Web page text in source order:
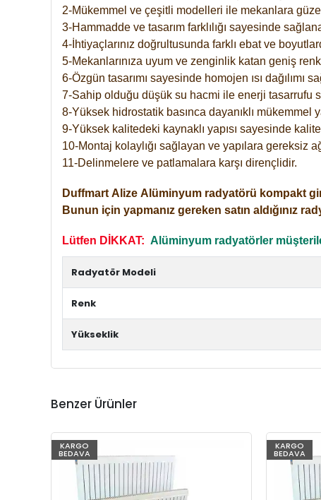
2-Mükemmel ve çeşitli modelleri ile mekanlara
3-Hammadde ve tasarım farklılığı sayesinde
4-İhtiyaçlarınız doğrultusunda farklı ebat ve
5-Mekanlarınıza uyum ve zenginlik katan geniş
6-Özgün tasarımı sayesinde homojen ısı dağılımı
7-Sahip olduğu düşük su hacmi ile enerji tasarrufu
8-Yüksek hidrostatik basınca dayanıklı mükemmel
9-Yüksek kalitedeki kaynaklı yapısı sayesinde
10-Montaj kolaylığı sağlayan ve yapılara gereksiz
11-Delinmelere ve patlamalara karşı dirençlidir.
Duffmart Alize Alüminyum radyatörü kompakt
Bunun için yapmanız gereken satın aldığınız
Lütfen DİKKAT: Alüminyum radyatörler
Radyatör Modeli
Renk
Yükseklik
Benzer Ürünler
KARGO
BEDAVA
KARGO
BEDAVA